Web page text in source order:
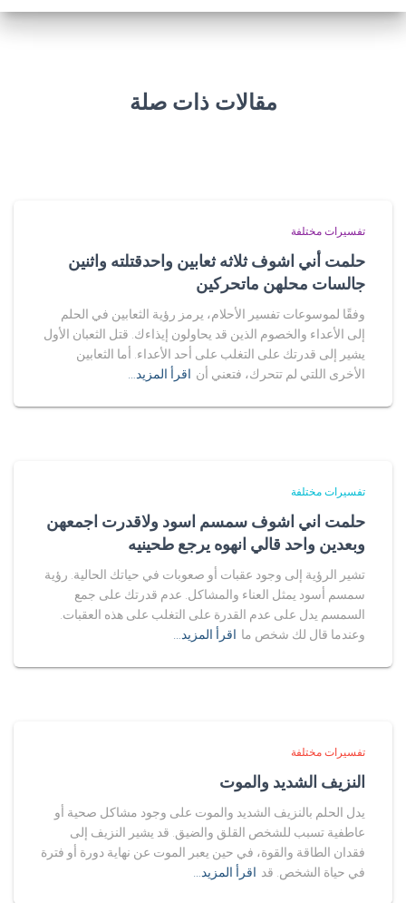
مقالات ذات صلة
تفسيرات مختلفة
حلمت أني اشوف ثلاثه ثعابين واحدقتلته واثنين
جالسات محلهن ماتحركين
وفقًا لموسوعات تفسير الأحلام، يرمز رؤية الثعابين في الحلم
إلى الأعداء والخصوم الذين قد يحاولون إيذاءك. قتل الثعبان الأول
يشير إلى قدرتك على التغلب على أحد الأعداء. أما الثعابين
الأخرى اللتي لم تتحرك، فتعني أن اقرأ المزيد…
تفسيرات مختلفة
حلمت اني اشوف سمسم اسود ولاقدرت اجمعهن
وبعدين واحد قالي انهوه يرجع طحينيه
تشير الرؤية إلى وجود عقبات أو صعوبات في حياتك الحالية. رؤية
سمسم أسود يمثل العناء والمشاكل. عدم قدرتك على جمع
السمسم يدل على عدم القدرة على التغلب على هذه العقبات.
وعندما قال لك شخص ما اقرأ المزيد…
تفسيرات مختلفة
النزيف الشديد والموت
يدل الحلم بالنزيف الشديد والموت على وجود مشاكل صحية أو
عاطفية تسبب للشخص القلق والضيق. قد يشير النزيف إلى
فقدان الطاقة والقوة، في حين يعبر الموت عن نهاية دورة أو فترة
في حياة الشخص. قد اقرأ المزيد…